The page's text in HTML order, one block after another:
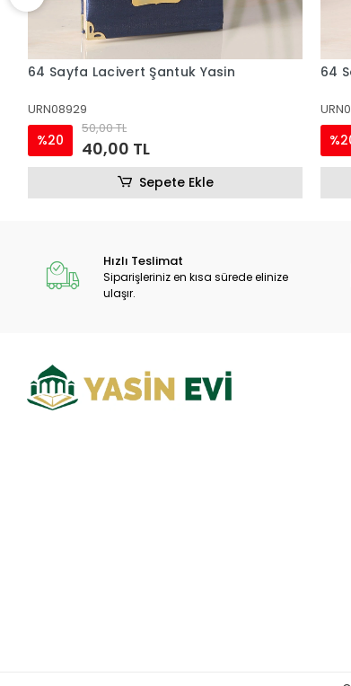
64 Sayfa Pembe Şantuk Yasin
URN08928
%20
50,00 TL
40,00 TL
Sepete Ekle
64
Hızlı Teslimat
Siparişleriniz en kısa sürede elinize
ulaşır.